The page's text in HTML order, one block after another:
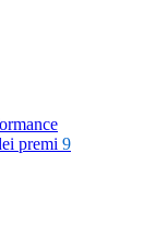
premi 9